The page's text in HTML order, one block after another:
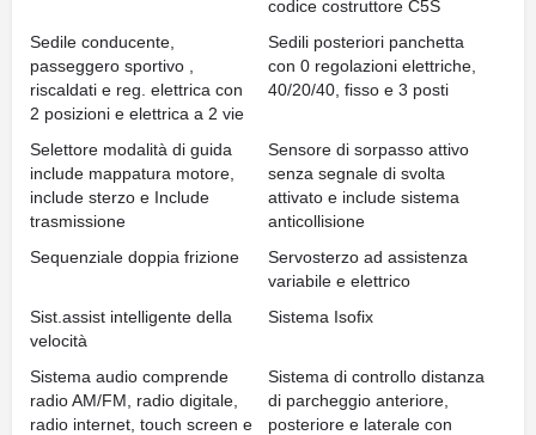
codice costruttore C5S
Sedile conducente,
passeggero sportivo ,
riscaldati e reg. elettrica con
2 posizioni e elettrica a 2 vie
Sedili posteriori panchetta
con 0 regolazioni elettriche,
40/20/40, fisso e 3 posti
Selettore modalità di guida
include mappatura motore,
include sterzo e Include
trasmissione
Sensore di sorpasso attivo
senza segnale di svolta
attivato e include sistema
anticollisione
Sequenziale doppia frizione
Servosterzo ad assistenza
variabile e elettrico
Sist.assist intelligente della
velocità
Sistema Isofix
Sistema audio comprende
radio AM/FM, radio digitale,
radio internet, touch screen e
Sistema di controllo distanza
di parcheggio anteriore,
posteriore e laterale con